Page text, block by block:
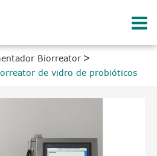
Biorreator
de vidro de probióticos